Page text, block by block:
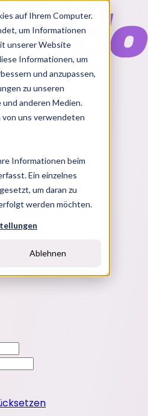
auf Ihrem Computer.
um Informationen
unserer Website
Informationen, um
und anzupassen,
zu unseren
anderen Medien.
uns verwendeten
Informationen beim
Ein einzelnes
um daran zu
werden möchten.
Ablehnen
Pakete